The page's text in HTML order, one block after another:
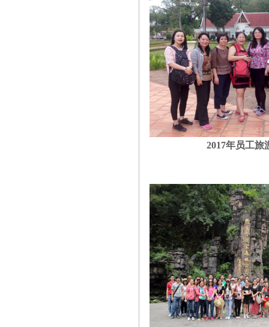
2017年员工旅